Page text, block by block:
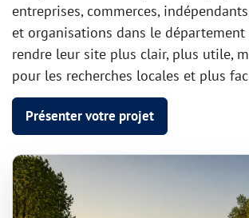
entreprises, commerces,
et organisations dans le
rendre leur site plus clair, plus utile,
pour les recherches locales et plus
Présenter votre projet